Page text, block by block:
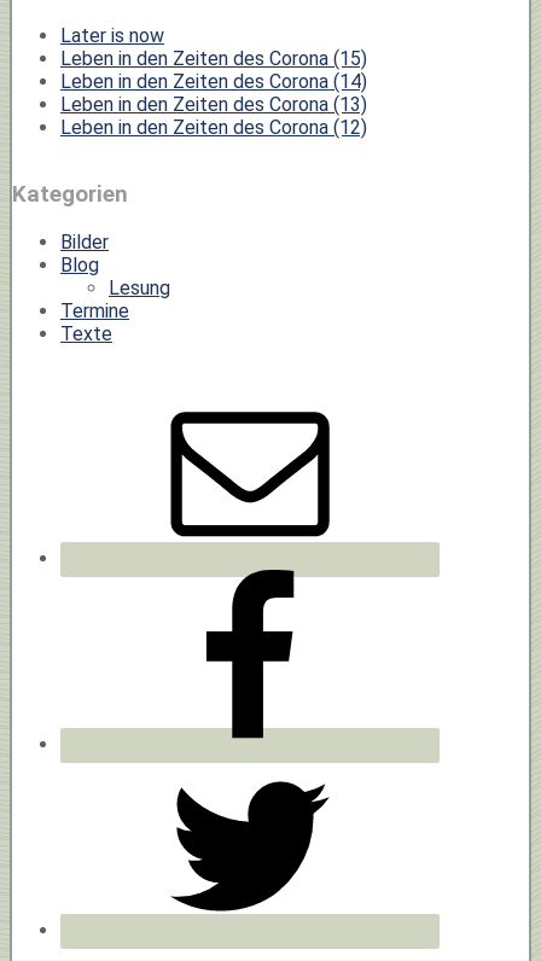
Later is now
Leben in den Zeiten des Corona (15)
Leben in den Zeiten des Corona (14)
Leben in den Zeiten des Corona (13)
Leben in den Zeiten des Corona (12)
Kategorien
Bilder
Blog
Lesung
Termine
Texte